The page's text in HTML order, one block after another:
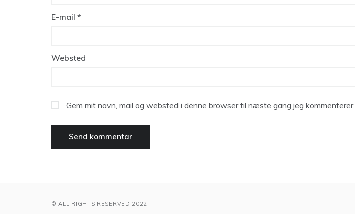
E-mail *
Websted
Gem mit navn, mail og websted i denne browser til næste gang jeg kommenterer.
© ALL RIGHTS RESERVED 2022